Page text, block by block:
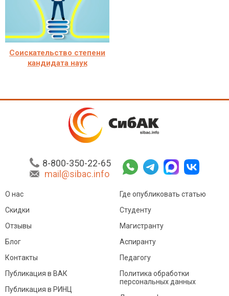
Соискательство степени
кандидата наук
8-800-350-22-65
mail@sibac.info
О нас
Скидки
Отзывы
Блог
Контакты
Где опубликовать статью
Студенту
Магистранту
Аспиранту
Педагогу
Публикация в ВАК
Публикация в РИНЦ
Политика обработки
персональных данных